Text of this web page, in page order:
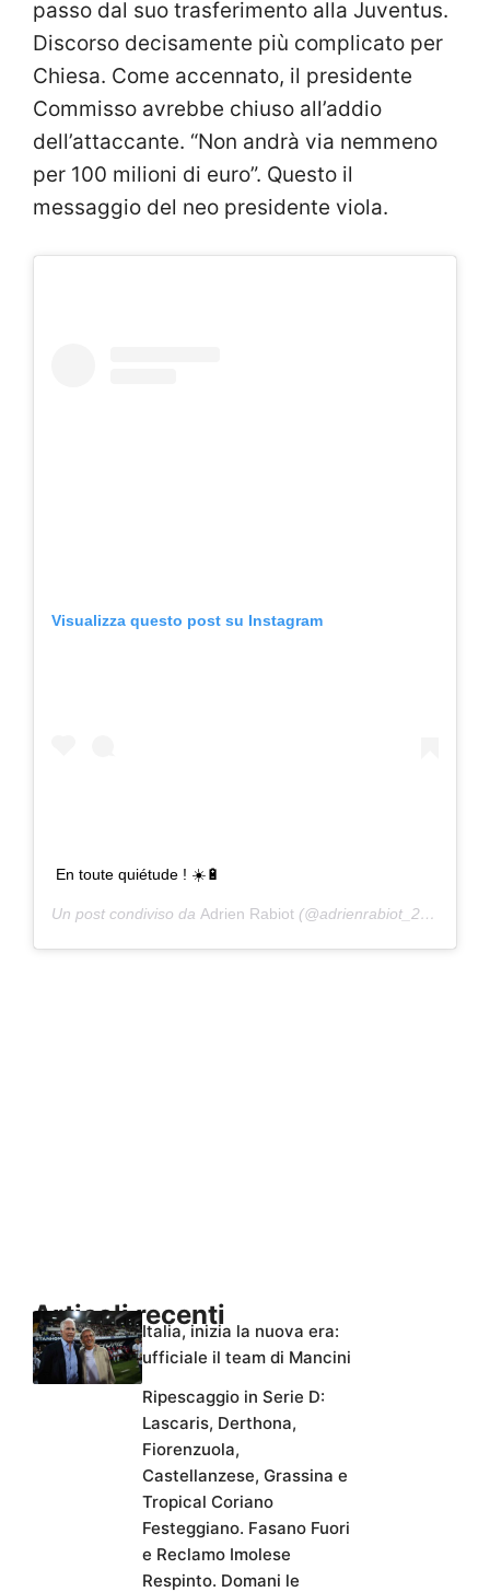
passo dal suo trasferimento alla Juventus.
Discorso decisamente più complicato per
Chiesa. Come accennato, il presidente
Commisso avrebbe chiuso all’addio
dell’attaccante. “Non andrà via nemmeno
per 100 milioni di euro”. Questo il
messaggio del neo presidente viola.
Visualizza questo post su Instagram
En toute quiétude ! ☀️🔋
Un post condiviso da Adrien Rabiot (@adrienrabiot_25) in data:
Articoli recenti
Italia, inizia la nuova era:
ufficiale il team di Mancini
Ripescaggio in Serie D:
Lascaris, Derthona,
Fiorenzuola,
Castellanzese, Grassina e
Tropical Coriano
Festeggiano. Fasano Fuori
e Reclamo Imolese
Respinto. Domani le